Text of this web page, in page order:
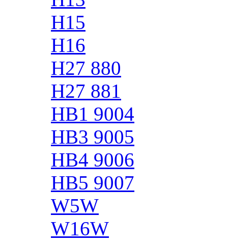
H15
H16
H27 880
H27 881
HB1 9004
HB3 9005
HB4 9006
HB5 9007
W5W
W16W